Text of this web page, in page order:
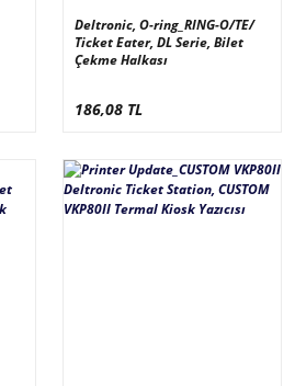
Deltronic, O-ring_RING-O/TE/
Ticket Eater, DL Serie, Bilet
Çekme Halkası
186,08 TL